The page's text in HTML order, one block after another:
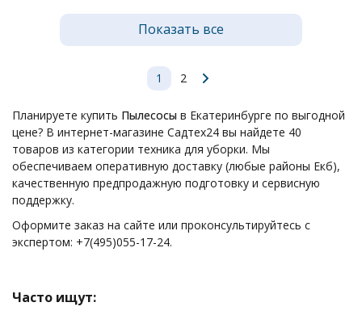
Показать все
1 2
Планируете купить Пылесосы в Екатеринбурге по выгодной
цене? В интернет-магазине Садтех24 вы найдете 40
товаров из категории техника для уборки. Мы
обеспечиваем оперативную доставку (любые районы Екб),
качественную предпродажную подготовку и сервисную
поддержку.
Оформите заказ на сайте или проконсультируйтесь с
экспертом: +7(495)055-17-24.
Часто ищут: